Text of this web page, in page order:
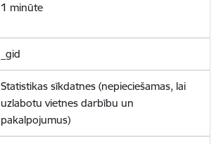
1 minūte
_gid
Statistikas sīkdatnes (nepieciešamas, lai
uzlabotu vietnes darbību un
pakalpojumus)